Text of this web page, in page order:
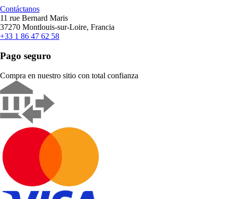
Contáctanos
11 rue Bernard Maris
37270 Montlouis-sur-Loire, Francia
+33 1 86 47 62 58
Pago seguro
Compra en nuestro sitio con total confianza